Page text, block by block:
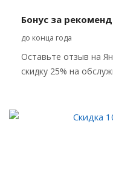
Бонус за
до конца года
Оставьте отзыв на
скидку 25% на